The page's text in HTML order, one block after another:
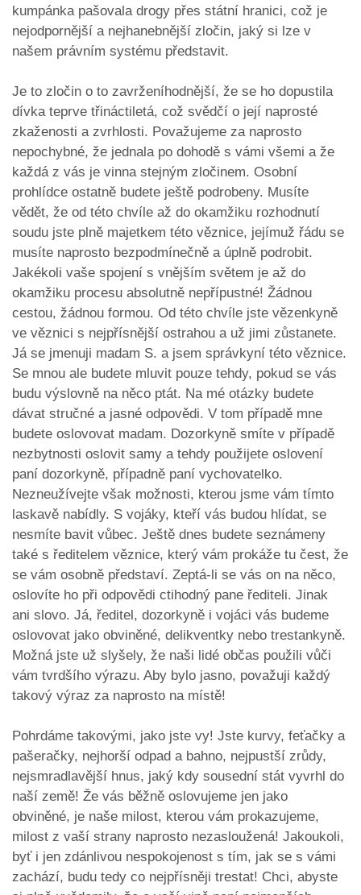
kumpánka pašovala drogy přes státní hranici, což je
nejodpornější a nejhanebnější zločin, jaký si lze v
našem právním systému představit.
Je to zločin o to zavrženíhodnější, že se ho dopustila
dívka teprve třináctiletá, což svědčí o její naprosté
zkaženosti a zvrhlosti. Považujeme za naprosto
nepochybné, že jednala po dohodě s vámi všemi a že
každá z vás je vinna stejným zločinem. Osobní
prohlídce ostatně budete ještě podrobeny. Musíte
vědět, že od této chvíle až do okamžiku rozhodnutí
soudu jste plně majetkem této věznice, jejímuž řádu se
musíte naprosto bezpodmínečně a úplně podrobit.
Jakékoli vaše spojení s vnějším světem je až do
okamžiku procesu absolutně nepřípustné! Žádnou
cestou, žádnou formou. Od této chvíle jste vězenkyně
ve věznici s nejpřísnější ostrahou a už jimi zůstanete.
Já se jmenuji madam S. a jsem správkyní této věznice.
Se mnou ale budete mluvit pouze tehdy, pokud se vás
budu výslovně na něco ptát. Na mé otázky budete
dávat stručné a jasné odpovědi. V tom případě mne
budete oslovovat madam. Dozorkyně smíte v případě
nezbytnosti oslovit samy a tehdy použijete oslovení
paní dozorkyně, případně paní vychovatelko.
Nezneužívejte však možnosti, kterou jsme vám tímto
laskavě nabídly. S vojáky, kteří vás budou hlídat, se
nesmíte bavit vůbec. Ještě dnes budete seznámeny
také s ředitelem věznice, který vám prokáže tu čest, že
se vám osobně představí. Zeptá-li se vás on na něco,
oslovíte ho při odpovědi ctihodný pane řediteli. Jinak
ani slovo. Já, ředitel, dozorkyně i vojáci vás budeme
oslovovat jako obviněné, delikventky nebo trestankyně.
Možná jste už slyšely, že naši lidé občas použili vůči
vám tvrdšího výrazu. Aby bylo jasno, považuji každý
takový výraz za naprosto na místě!
Pohrdáme takovými, jako jste vy! Jste kurvy, feťačky a
pašeračky, nejhorší odpad a bahno, nejpustší zrůdy,
nejsmradlavější hnus, jaký kdy sousední stát vyvrhl do
naší země! Že vás běžně oslovujeme jen jako
obviněné, je naše milost, kterou vám prokazujeme,
milost z vaší strany naprosto nezasloužená! Jakoukoli,
byť i jen zdánlivou nespokojenost s tím, jak se s vámi
zachází, budu tedy co nejpřísněji trestat! Chci, abyste